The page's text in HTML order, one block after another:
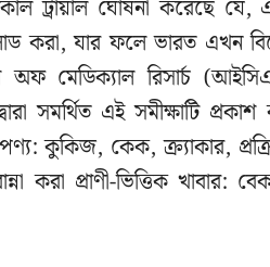
ট্রায়াল ঘোষনা করেছে যে,
করা, যার ফলে ভারত এখন
অফ মেডিক্যাল রিসার্চ
সমর্থিত এই সমীক্ষাটি
কুকিজ, কেক, ক্র্যাকার,
করা প্রাণী-ভিত্তিক